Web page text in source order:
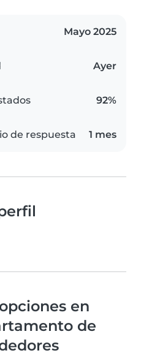
Mayo 2025
Ayer
92%
de respuesta 1 mes
en
de